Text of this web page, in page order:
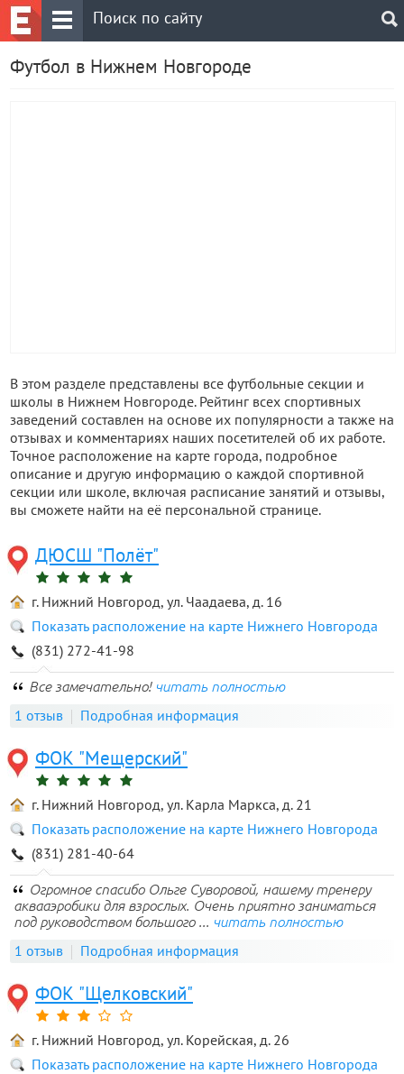
Футбол в Нижнем Новгороде
В этом разделе представлены все футбольные секции и
школы в Нижнем Новгороде. Рейтинг всех спортивных
заведений составлен на основе их популярности а также на
отзывах и комментариях наших посетителей об их работе.
Точное расположение на карте города, подробное
описание и другую информацию о каждой спортивной
секции или школе, включая расписание занятий и отзывы,
вы сможете найти на её персональной странице.
ДЮСШ "Полёт"
г. Нижний Новгород, ул. Чаадаева, д. 16
Показать расположение на карте Нижнего Новгорода
(831) 272-41-98
Все замечательно! читать полностью
1 отзыв Подробная информация
ФОК "Мещерский"
г. Нижний Новгород, ул. Карла Маркса, д. 21
Показать расположение на карте Нижнего Новгорода
(831) 281-40-64
Огромное спасибо Ольге Суворовой, нашему тренеру
аквааэробики для взрослых. Очень приятно заниматься
под руководством большого ... читать полностью
1 отзыв Подробная информация
ФОК "Щелковский"
г. Нижний Новгород, ул. Корейская, д. 26
Показать расположение на карте Нижнего Новгорода